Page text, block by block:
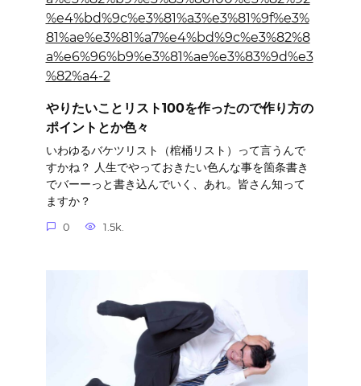
やりたいことリスト100を作ったので作り方の
ポイントとか色々
いわゆるバケツリスト（棺桶リスト）って言うんで
すかね？ 人生でやっておきたい色んな事を箇条書き
でバーーっと書き込んでいく、あれ。皆さん知って
ますか？
0 1.5k.